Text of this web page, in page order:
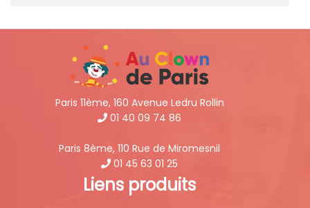
Paris 11ème, 160 Avenue Ledru Rollin
01 40 09 74 86
Paris 8ème, 110 Rue de Miromesnil
01 45 63 01 25
Liens produits